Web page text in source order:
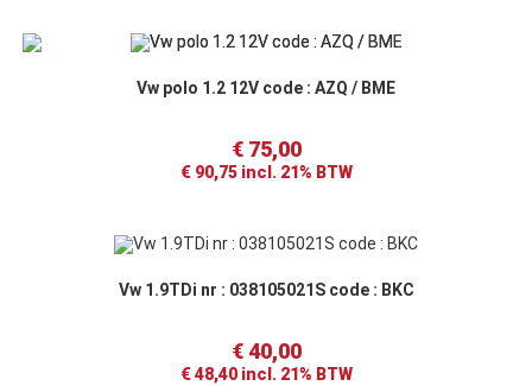
Vw polo 1.2 12V code : AZQ / BME
€75,00
€90,75incl. 21% BTW
Vw 1.9TDi nr : 038105021S code : BKC
€40,00
€48,40incl. 21% BTW